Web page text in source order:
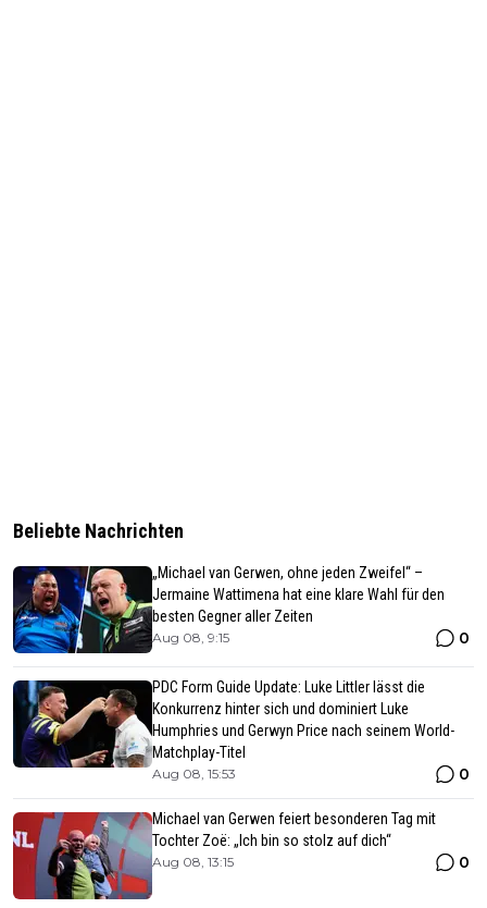
Beliebte Nachrichten
„Michael van Gerwen, ohne jeden Zweifel“ –
Jermaine Wattimena hat eine klare Wahl für den
besten Gegner aller Zeiten
Aug 08, 9:15 0
PDC Form Guide Update: Luke Littler lässt die
Konkurrenz hinter sich und dominiert Luke
Humphries und Gerwyn Price nach seinem World-
Matchplay-Titel
Aug 08, 15:53 0
Michael van Gerwen feiert besonderen Tag mit
Tochter Zoë: „Ich bin so stolz auf dich“
Aug 08, 13:15 0